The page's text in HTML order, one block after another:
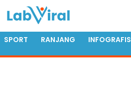
SPORT RANJANG INFOGRAFIS